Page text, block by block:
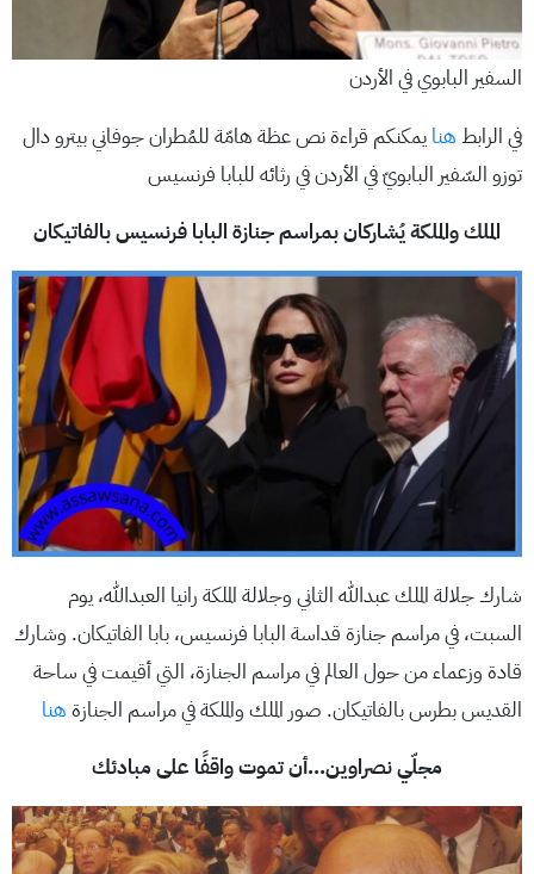
السفير البابوي في الأردن
في الرابط هنا يمكنكم قراءة نص عظة هامّة للمُطران جوفاني بيترو دال
توزو السّفير البابويّ في الأردن في رثائه للبابا فرنسيس
الملك والملكة يُشاركان بمراسم جنازة البابا فرنسيس بالفاتيكان
شارك جلالة الملك عبدالله الثاني وجلالة الملكة رانيا العبدالله، يوم
السبت، في مراسم جنازة قداسة البابا فرنسيس، بابا الفاتيكان. وشارك
قادة وزعماء من حول العالم في مراسم الجنازة، التي أقيمت في ساحة
القديس بطرس بالفاتيكان. صور الملك والملكة في مراسم الجنازة هنا
مجلّينصراوين…أن تموت واقفًا على مبادئك